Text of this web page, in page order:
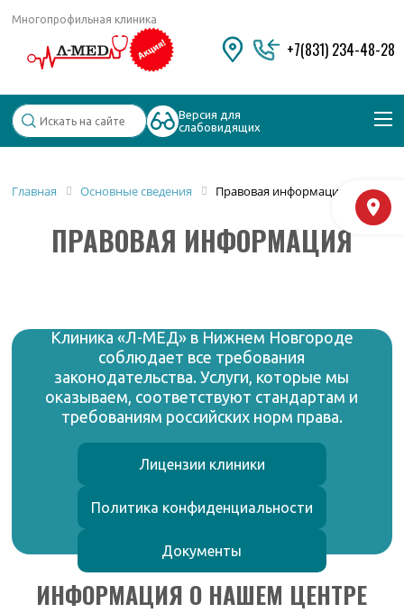
Многопрофильная клиника
Версия для
слабовидящих
+7(831) 234-48-28
Популярные запросы
Дерматолог
Косметология
Главная Основные сведения Правовая информация
ПРАВОВАЯ ИНФОРМАЦИЯ
Клиника «Л-МЕД» в Нижнем Новгороде
соблюдает все требования
законодательства. Услуги, которые мы
оказываем, соответствуют стандартам и
требованиям российских норм права.
Лицензии клиники
Политика конфиденциальности
Документы
ИНФОРМАЦИЯ О НАШЕМ ЦЕНТРЕ